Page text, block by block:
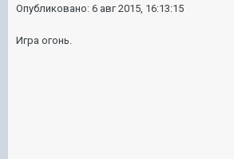
Опубликовано: 6 авг 2015, 16:13:15
Игра огонь.